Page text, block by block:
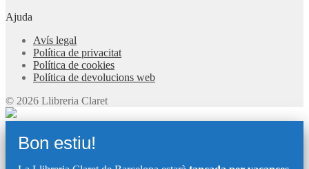
Ajuda
Avís legal
Política de privacitat
Política de cookies
Política de devolucions web
© 2026 Llibreria Claret
Bon estiu!